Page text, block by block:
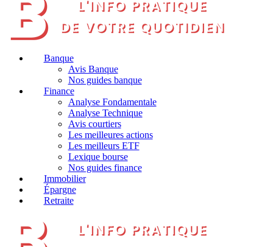
Banque
Avis Banque
Nos guides banque
Finance
Analyse Fondamentale
Analyse Technique
Avis courtiers
Les meilleures actions
Les meilleurs ETF
Lexique bourse
Nos guides finance
Immobilier
Épargne
Retraite